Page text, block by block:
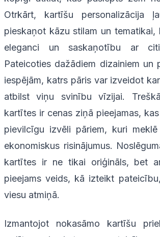
Otrkārt, kartīšu personalizācija
pieskaņot kāzu stilam un tematikai,
eleganci un saskaņotību ar
Pateicoties dažādiem dizainiem un
iespējām, katrs pāris var izveidot
atbilst viņu svinību vīzijai.
kartītes ir cenas ziņā pieejamas,
pievilcīgu izvēli pāriem, kuri
ekonomiskus risinājumus.
kartītes ir ne tikai oriģināls, bet
pieejams veids, kā izteikt
viesu atmiņā.
Izmantojot nokasāmo kartīšu